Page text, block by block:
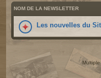
NOM DE LA NEWSLETTER
Les nouvelles du